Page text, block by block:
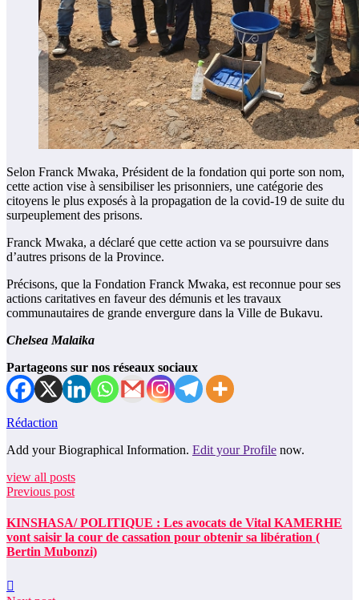
Selon Franck Mwaka, Président de la fondation qui porte son nom,
cette action vise à sensibiliser les prisonniers, une catégorie des
citoyens le plus exposés à la propagation de la covid-19 de suite du
surpeuplement des prisons.
Franck Mwaka, a déclaré que cette action va se poursuivre dans
d’autres prisons de la Province.
Précisons, que la Fondation Franck Mwaka, est reconnue pour ses
actions caritatives en faveur des démunis et les travaux
communautaires de grande envergure dans la Ville de Bukavu.
Chelsea Malaika
Partageons sur nos réseaux sociaux
Rédaction
Add your Biographical Information. Edit your Profile now.
view all posts
Previous post
KINSHASA/ POLITIQUE : Les avocats de Vital KAMERHE
vont saisir la cour de cassation pour obtenir sa libération (
Bertin Mubonzi)